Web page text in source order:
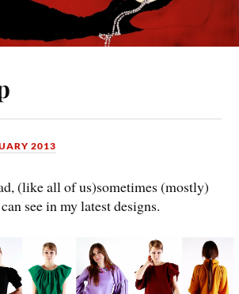
2013
(like all of us)sometimes (mostly)
see in my latest designs.